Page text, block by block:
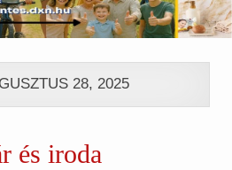
28, 2025
és iroda